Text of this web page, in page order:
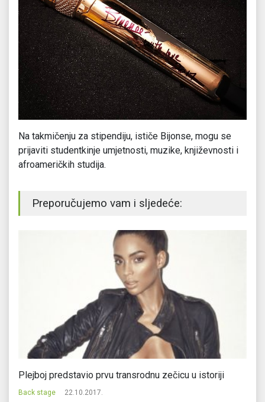
Na takmičenju za stipendiju, ističe Bijonse, mogu se
prijaviti studentkinje umjetnosti, muzike, književnosti i
afroameričkih studija.
Preporučujemo vam i sljedeće:
Plejboj predstavio prvu transrodnu zečicu u istoriji
Back stage 22.10.2017.